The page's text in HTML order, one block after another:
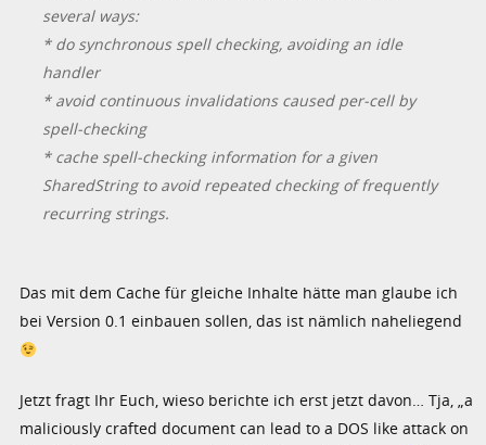
several ways:
* do synchronous spell checking, avoiding an idle
handler
* avoid continuous invalidations caused per-cell by
spell-checking
* cache spell-checking information for a given
SharedString to avoid repeated checking of frequently
recurring strings.
Das mit dem Cache für gleiche Inhalte hätte man glaube ich
bei Version 0.1 einbauen sollen, das ist nämlich naheliegend
Jetzt fragt Ihr Euch, wieso berichte ich erst jetzt davon… Tja, „a
maliciously crafted document can lead to a DOS like attack on